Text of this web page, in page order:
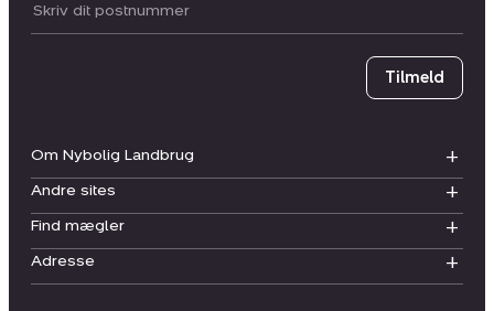
Om Nybolig Landbrug
Andre sites
Find mægler
Adresse
Postnummer
Tilmeld